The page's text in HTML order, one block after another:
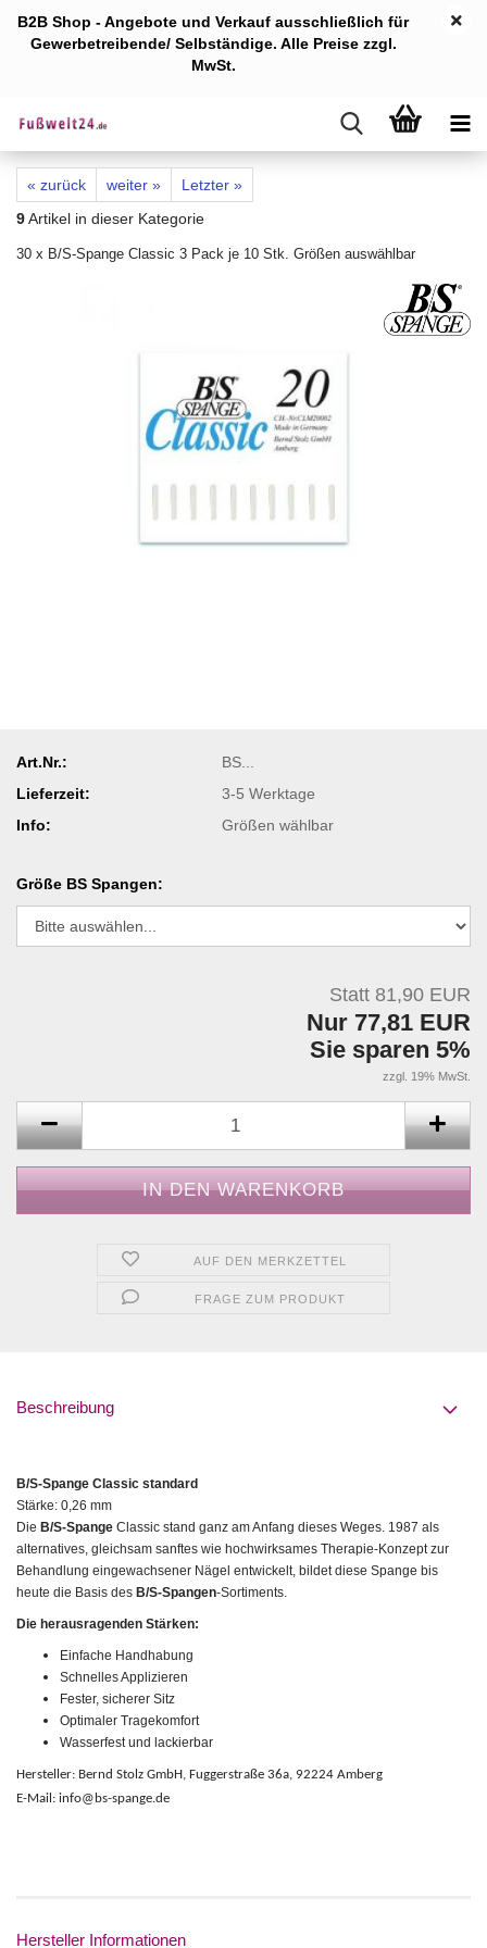
B2B Shop - Angebote und Verkauf ausschließlich für
Gewerbetreibende/ Selbständige. Alle Preise zzgl.
MwSt.
« zurück weiter »
Letzter »
9Artikel in dieser Kategorie
30 x B/S-Spange Classic 3 Pack je 10 Stk. Größen auswählbar
Art.Nr.:
BS...
Lieferzeit:
3-5 Werktage
Info:
Größen wählbar
Größe BS Spangen:
Statt 81,90 EUR
Nur 77,81 EUR
Sie sparen 5%
zzgl. 19% MwSt.
AUF DEN MERKZETTEL
FRAGE ZUM PRODUKT
Beschreibung
B/S-Spange Classic standard
Stärke: 0,26 mm
Die B/S-Spange Classic stand ganz am Anfang dieses Weges. 1987 als
alternatives, gleichsam sanftes wie hochwirksames Therapie-Konzept zur
Behandlung eingewachsener Nägel entwickelt, bildet diese Spange bis
heute die Basis des B/S-Spangen-Sortiments.
Die herausragenden Stärken:
Einfache Handhabung
Schnelles Applizieren
Fester, sicherer Sitz
Optimaler Tragekomfort
Wasserfest und lackierbar
Hersteller: Bernd Stolz GmbH, Fuggerstraße 36a, 92224 Amberg
E-Mail: info@bs-spange.de
Hersteller Informationen